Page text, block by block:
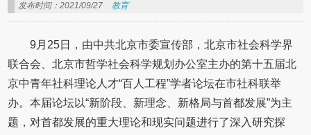
发布时间：2021/09/27 教育
9月25日，由中共北京市委宣传部，北京市社会科学界
联合会、北京市哲学社会科学规划办公室主办的第十五届北
京中青年社科理论人才“百人工程”学者论坛在市社科联举
办。本届论坛以“新阶段、新理念、新格局与首都发展”为主
题，对首都发展的重大理论和现实问题进行了深入研究探